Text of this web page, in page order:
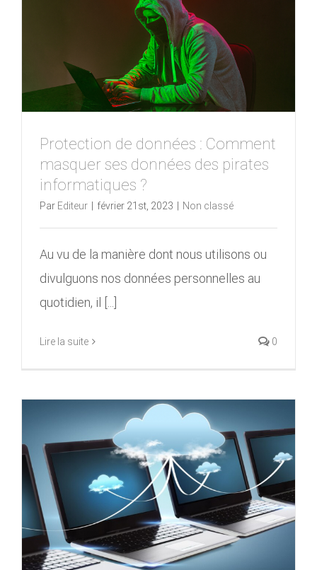
Protection de données : Comment
masquer ses données des pirates
informatiques ?
Par Editeur février 21st, 2023 Non classé
Au vu de la manière dont nous utilisons ou
divulguons nos données personnelles au
quotidien, il [...]
Lire la suite 0